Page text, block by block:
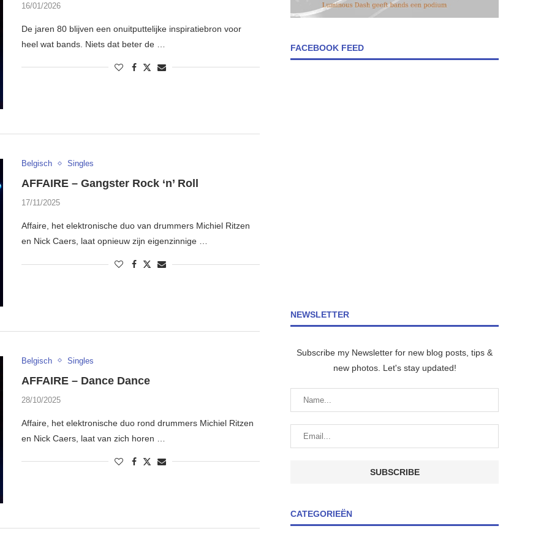
16/01/2026
De jaren 80 blijven een onuitputtelijke inspiratiebron voor
heel wat bands. Niets dat beter de …
Belgisch Singles
AFFAIRE – Gangster Rock ‘n’ Roll
17/11/2025
Affaire, het elektronische duo van drummers Michiel Ritzen
en Nick Caers, laat opnieuw zijn eigenzinnige …
Belgisch Singles
AFFAIRE – Dance Dance
28/10/2025
Affaire, het elektronische duo rond drummers Michiel Ritzen
en Nick Caers, laat van zich horen …
FACEBOOK FEED
NEWSLETTER
Subscribe my Newsletter for new blog posts, tips &
new photos. Let's stay updated!
CATEGORIEËN